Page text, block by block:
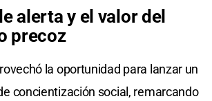
alerta y el valor del
precoz
la oportunidad para lanzar un
concientización social, remarcando